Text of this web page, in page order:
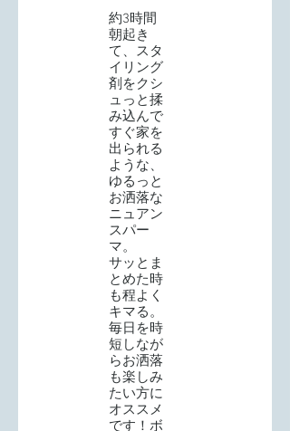
約3時間
朝起き
て、スタ
イリング
剤をクシ
ュっと揉
み込んで
すぐ家を
出られる
ような、
ゆるっと
お洒落な
ニュアン
スパー
マ。
サッとま
とめた時
も程よく
キマる。
毎日を時
短しなが
らお洒落
も楽しみ
たい方に
オススメ
です！ボ